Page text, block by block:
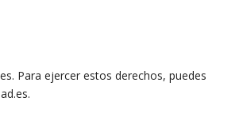
Para ejercer estos derechos, puedes
.